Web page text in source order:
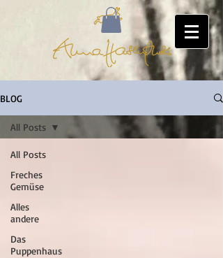
BLOG
All Posts
Freches
Gemüse
Alles
andere
Das
Puppenhaus
All Posts